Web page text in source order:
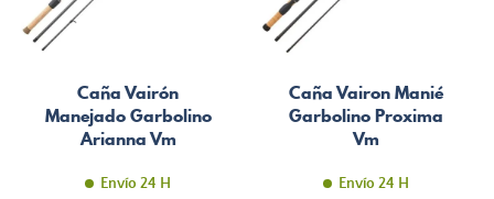
Caña Vairón
Manejado Garbolino
Arianna Vm
Envío 24 H
Caña Vairon Manié
Garbolino Proxima
Vm
Envío 24 H